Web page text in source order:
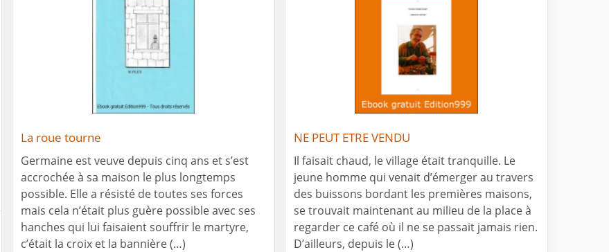
La roue tourne
Germaine est veuve depuis cinq ans et s’est
accrochée à sa maison le plus longtemps
possible. Elle a résisté de toutes ses forces
mais cela n’était plus guère possible avec ses
hanches qui lui faisaient souffrir le martyre,
c’était la croix et la bannière (…)
NE PEUT ETRE VENDU
Il faisait chaud, le village était tranquille. Le
jeune homme qui venait d’émerger au travers
des buissons bordant les premières maisons,
se trouvait maintenant au milieu de la place à
regarder ce café où il ne se passait jamais rien.
D’ailleurs, depuis le (…)